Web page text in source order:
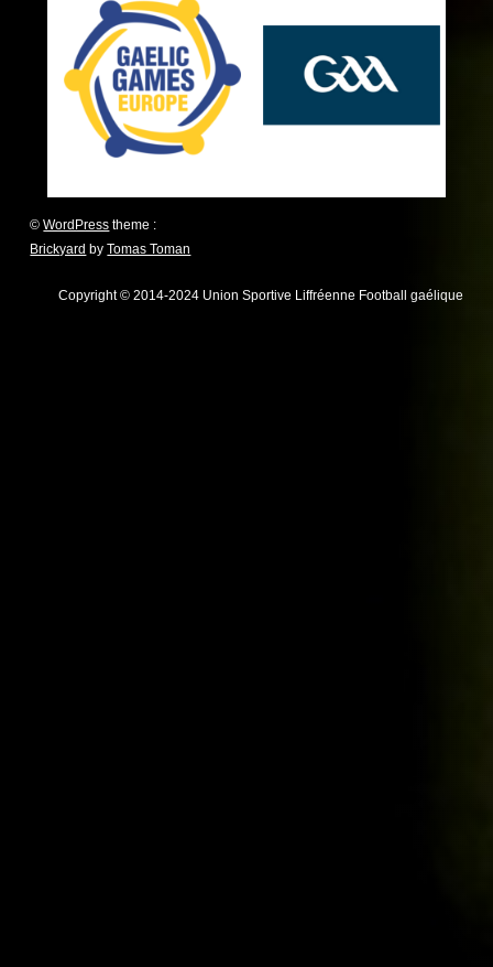
©WordPress theme :
Brickyard byTomas Toman
Copyright © 2014-2024 Union Sportive Liffréenne Football gaélique